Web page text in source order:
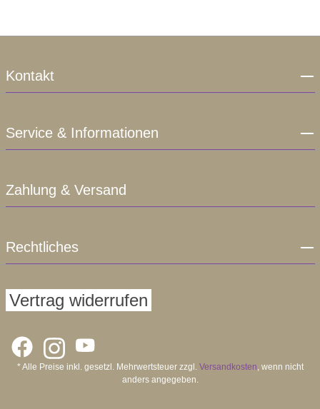
Kontakt
Service & Informationen
Zahlung & Versand
Rechtliches
Vertrag widerrufen
* Alle Preise inkl. gesetzl. Mehrwertsteuer zzgl. Versandkosten, wenn nicht
anders angegeben.